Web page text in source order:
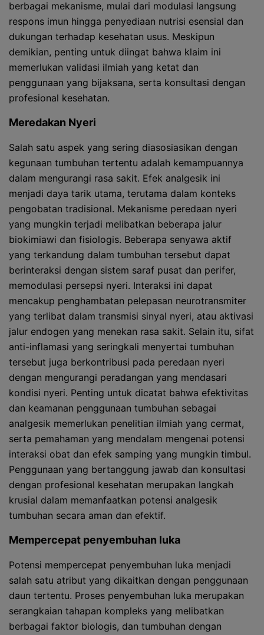
berbagai mekanisme, mulai dari modulasi langsung
respons imun hingga penyediaan nutrisi esensial dan
dukungan terhadap kesehatan usus. Meskipun
demikian, penting untuk diingat bahwa klaim ini
memerlukan validasi ilmiah yang ketat dan
penggunaan yang bijaksana, serta konsultasi dengan
profesional kesehatan.
Meredakan Nyeri
Salah satu aspek yang sering diasosiasikan dengan
kegunaan tumbuhan tertentu adalah kemampuannya
dalam mengurangi rasa sakit. Efek analgesik ini
menjadi daya tarik utama, terutama dalam konteks
pengobatan tradisional. Mekanisme peredaan nyeri
yang mungkin terjadi melibatkan beberapa jalur
biokimiawi dan fisiologis. Beberapa senyawa aktif
yang terkandung dalam tumbuhan tersebut dapat
berinteraksi dengan sistem saraf pusat dan perifer,
memodulasi persepsi nyeri. Interaksi ini dapat
mencakup penghambatan pelepasan neurotransmiter
yang terlibat dalam transmisi sinyal nyeri, atau aktivasi
jalur endogen yang menekan rasa sakit. Selain itu, sifat
anti-inflamasi yang seringkali menyertai tumbuhan
tersebut juga berkontribusi pada peredaan nyeri
dengan mengurangi peradangan yang mendasari
kondisi nyeri. Penting untuk dicatat bahwa efektivitas
dan keamanan penggunaan tumbuhan sebagai
analgesik memerlukan penelitian ilmiah yang cermat,
serta pemahaman yang mendalam mengenai potensi
interaksi obat dan efek samping yang mungkin timbul.
Penggunaan yang bertanggung jawab dan konsultasi
dengan profesional kesehatan merupakan langkah
krusial dalam memanfaatkan potensi analgesik
tumbuhan secara aman dan efektif.
Mempercepat penyembuhan luka
Potensi mempercepat penyembuhan luka menjadi
salah satu atribut yang dikaitkan dengan penggunaan
daun tertentu. Proses penyembuhan luka merupakan
serangkaian tahapan kompleks yang melibatkan
berbagai faktor biologis, dan tumbuhan dengan